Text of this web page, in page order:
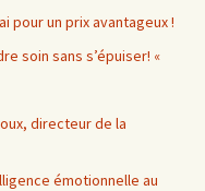
pour un prix avantageux !
soin sans s’épuiser! «
directeur de la
émotionnelle au